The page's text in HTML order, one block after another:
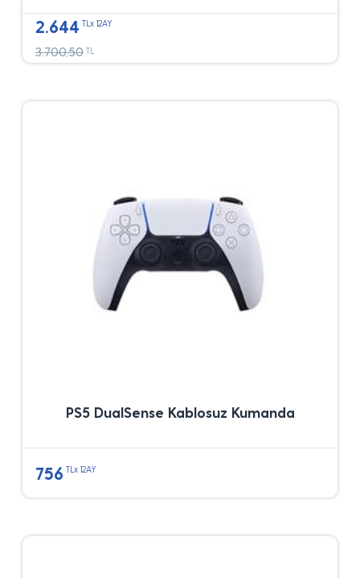
2.644 TLx 12AY
3.700,50 TL
PS5 DualSense Kablosuz Kumanda
756 TLx 12AY